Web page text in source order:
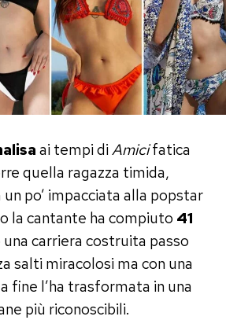
ai tempi diAmicifatica
quella ragazza timida,
po’ impacciata alla popstar
la cantante ha compiuto 41
carriera costruita passo
salti miracolosi ma con una
fine l’ha trasformata in una
più riconoscibili.